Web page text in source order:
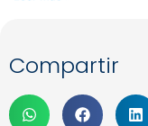
Compartir